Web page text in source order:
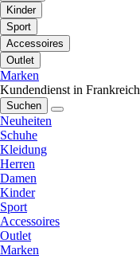
Kinder
Sport
Accessoires
Outlet
Marken
Kundendienst in Frankreich
Suchen
Neuheiten
Schuhe
Kleidung
Herren
Damen
Kinder
Sport
Accessoires
Outlet
Marken